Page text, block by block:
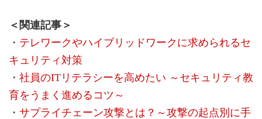
＜関連記事＞
・ テレワークやハイブリッドワークに求められるセ
キュリティ対策
・ 社員のITリテラシーを高めたい ～セキュリティ教
育をうまく進めるコツ～
・ サプライチェーン攻撃とは？～攻撃の起点別に手